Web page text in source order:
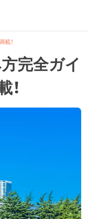
載！
完全ガイ
！